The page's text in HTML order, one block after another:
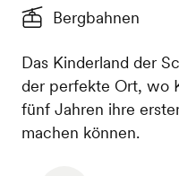
Bergbahnen
Das Kinderland der
der perfekte Ort, wo
fünf Jahren ihre
machen können.